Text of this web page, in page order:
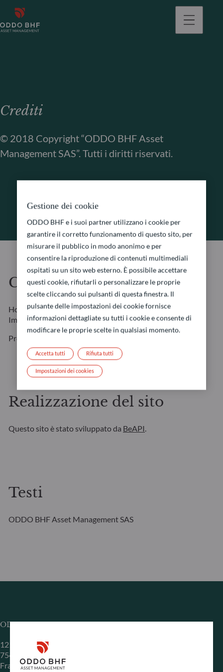
Crediti
© 2018 Copyright “ODDO BHF Asset
Management SAS”. Tutti i diritti riservati.
Crediti fotografici
Home page : Amygdala Imagery / Collection E+ / Getty
Images
Profilo dei collaboratori : Marcella Barbieri
Realizzazione del sito
Questo sito è stato sviluppato da BeAPI.
Testi
ODDO BHF Asset Management SAS
ODDO BHF Asset Management SAS*
12 boulevard de la Madeleine
75440 Paris Cedex 09
Francia
Gestione dei cookie
ODDO BHF e i suoi partner utilizzano i cookie per
garantire il corretto funzionamento di questo sito, per
misurare il pubblico in modo anonimo e per
consentire la riproduzione di contenuti multimediali
ospitati su un sito web esterno. È possibile accettare
questi cookie, rifiutarli o personalizzare le proprie
scelte cliccando sui pulsanti di questa finestra. Il
pulsante delle impostazioni dei cookie fornisce
informazioni dettagliate su tutti i cookie e consente di
modificare le proprie scelte in qualsiasi momento.
Rifiuta tutti
Accetta tutti
Impostazioni dei cookies